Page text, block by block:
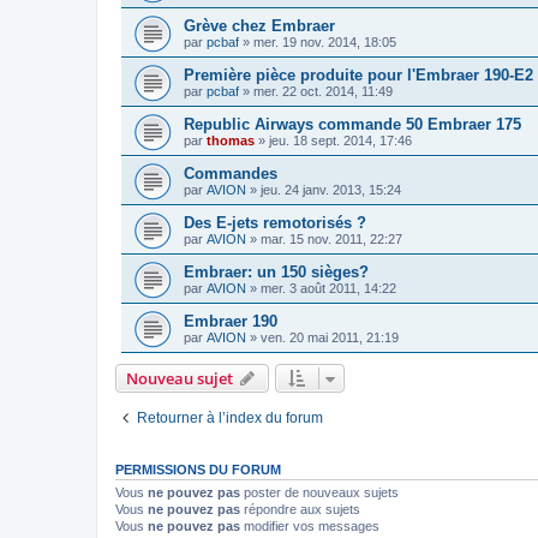
Grève chez Embraer
par pcbaf » mer. 19 nov. 2014, 18:05
Première pièce produite pour l'Embraer 190-E2
par pcbaf » mer. 22 oct. 2014, 11:49
Republic Airways commande 50 Embraer 175
par thomas » jeu. 18 sept. 2014, 17:46
Commandes
par AVION » jeu. 24 janv. 2013, 15:24
Des E-jets remotorisés ?
par AVION » mar. 15 nov. 2011, 22:27
Embraer: un 150 sièges?
par AVION » mer. 3 août 2011, 14:22
Embraer 190
par AVION » ven. 20 mai 2011, 21:19
Nouveau sujet
Retourner à l’index du forum
PERMISSIONS DU FORUM
Vous ne pouvez pas poster de nouveaux sujets
Vous ne pouvez pas répondre aux sujets
Vous ne pouvez pas modifier vos messages